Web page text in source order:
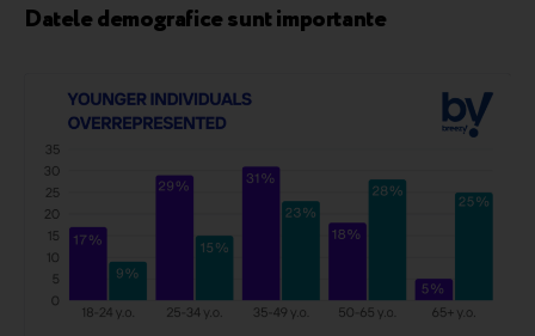
Datele demografice sunt importante